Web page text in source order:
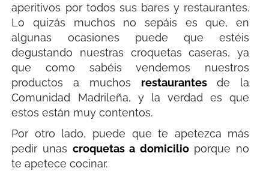
aperitivos por todos sus bares y restaurantes.
Lo quizás muchos no sepáis es que, en
algunas ocasiones puede que estéis
degustando nuestras croquetas caseras, ya
que como sabéis vendemos nuestros
productos a muchos restaurantesde la
Comunidad Madrileña, y la verdad es que
estos están muy contentos.
Por otro lado, puede que te apetezca más
pedir unas croquetas a domicilioporque no
te apetece cocinar.